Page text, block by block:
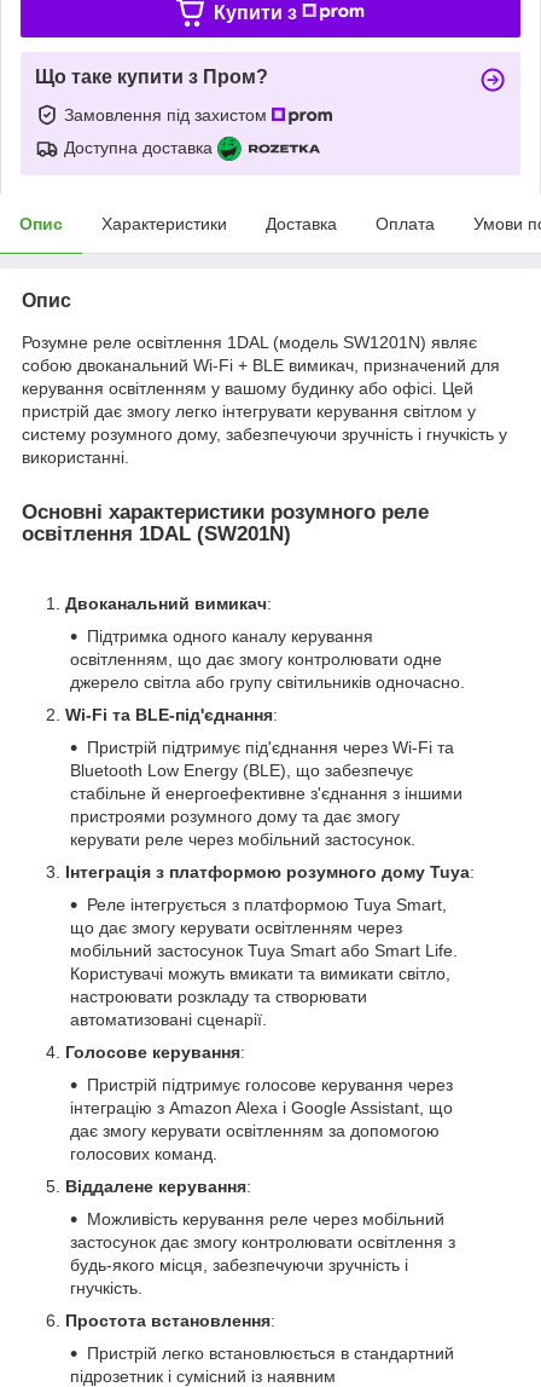
Купити з
Що таке купити з Пром?
Замовлення під захистом
Доступна доставка
Опис Характеристики Доставка Оплата Умови
Опис
Розумне реле освітлення 1DAL (модель SW1201N) являє
собою двоканальний Wi-Fi + BLE вимикач, призначений для
керування освітленням у вашому будинку або офісі. Цей
пристрій дає змогу легко інтегрувати керування світлом у
систему розумного дому, забезпечуючи зручність і гнучкість у
використанні.
Основні характеристики розумного реле
освітлення 1DAL (SW201N)
Двоканальний вимикач:
Підтримка одного каналу керування
освітленням, що дає змогу контролювати одне
джерело світла або групу світильників одночасно.
Wi-Fi та BLE-під'єднання:
Пристрій підтримує під'єднання через Wi-Fi та
Bluetooth Low Energy (BLE), що забезпечує
стабільне й енергоефективне з'єднання з іншими
пристроями розумного дому та дає змогу
керувати реле через мобільний застосунок.
Інтеграція з платформою розумного дому Tuya:
Реле інтегрується з платформою Tuya Smart,
що дає змогу керувати освітленням через
мобільний застосунок Tuya Smart або Smart Life.
Користувачі можуть вмикати та вимикати світло,
настроювати розкладу та створювати
автоматизовані сценарії.
Голосове керування:
Пристрій підтримує голосове керування через
інтеграцію з Amazon Alexa і Google Assistant, що
дає змогу керувати освітленням за допомогою
голосових команд.
Віддалене керування:
Можливість керування реле через мобільний
застосунок дає змогу контролювати освітлення з
будь-якого місця, забезпечуючи зручність і
гнучкість.
Простота встановлення:
Пристрій легко встановлюється в стандартний
підрозетник і сумісний із наявним